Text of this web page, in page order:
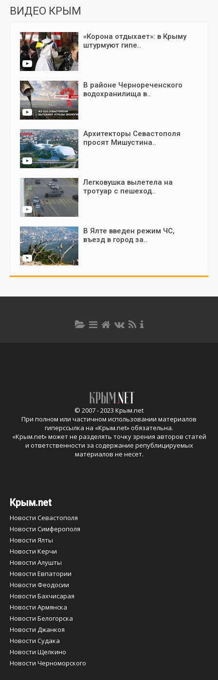
ВИДЕО КРЫМ
«Корона отдыхает»: в Крыму
штурмуют гипе..
В районе Чернореченского
водохранилища в..
Архитекторы Севастополя
просят Мишустина..
Легковушка вылетела на
тротуар с пешеход..
В Ялте введен режим ЧС,
въезд в город за..
© 2007 - 2023 Крым.net
При полном или частичном использовании материалов
гиперссылка на «Крым.net» обязательна.
«Крым.net» может не разделять точку зрения авторов статей
и ответственности за содержание републицируемых
материалов не несет.
Крым.net
Новости Севастополя
Новости Симферополя
Новости Ялты
Новости Керчи
Новости Алушты
Новости Евпатории
Новости Феодосии
Новости Бахчисарая
Новости Армянска
Новости Белогорска
Новости Джанкоя
Новости Судака
Новости Щелкино
Новости Черноморского